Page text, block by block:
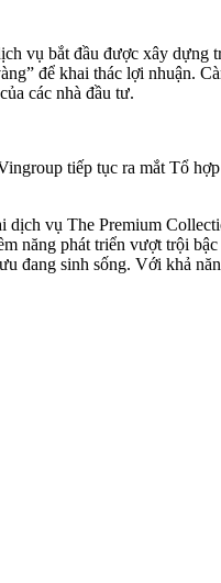
vụ bắt đầu được xây dựng
để khai thác lợi nhuận.
các nhà đầu tư.
tiếp tục ra mắt Tổ
vụ The Premium
năng phát triển vượt trội
sinh sống. Với khả